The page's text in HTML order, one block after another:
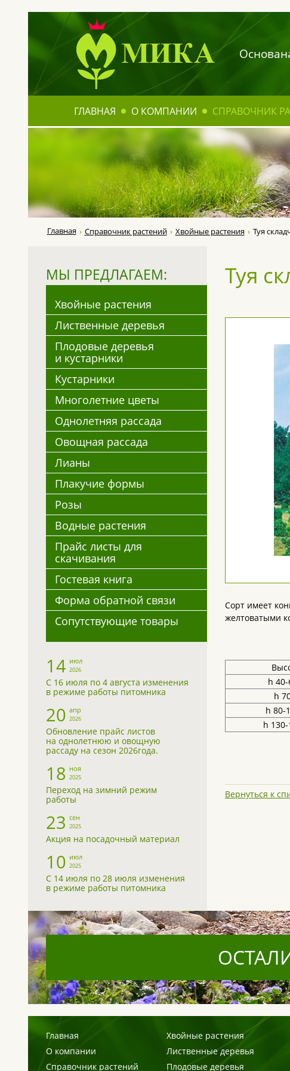
ГЛАВНАЯ О КОМПАНИИ СПРАВОЧНИК
Главная Справочник растений Хвойные растения Туя
МЫ ПРЕДЛАГАЕМ:
Хвойные растения
Лиственные деревья
Плодовые деревья
и кустарники
Кустарники
Многолетние цветы
Однолетняя рассада
Овощная рассада
Лианы
Плакучие формы
Розы
Водные растения
Прайс листы для
скачивания
Гостевая книга
Форма обратной связи
Сопутствующие товары
14 июл
2026
С 16 июля по 4 августа изменения
в режиме работы питомника
20 апр
2026
Обновление прайс листов
на однолетнюю и овощную
рассаду на сезон 2026года.
18 ноя
2025
Переход на зимний режим
работы
23 сен
2025
Акция на посадочный материал
10 июл
2025
С 14 июля по 28 июля изменения
в режиме работы питомника
Туя
Сорт имеет
желтоватыми
h
h
h 80-
h
Вернуться к
Главная
О компании
Справочник растений
Хвойные растения
Лиственные деревья
Плодовые деревья